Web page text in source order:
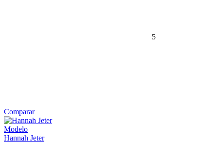
5
Comparar
Modelo
Hannah Jeter